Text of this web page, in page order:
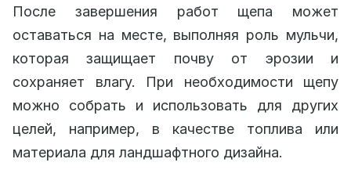
После завершения работ щепа может
оставаться на месте, выполняя роль мульчи,
которая защищает почву от эрозии и
сохраняет влагу. При необходимости щепу
можно собрать и использовать для других
целей, например, в качестве топлива или
материала для ландшафтного дизайна.